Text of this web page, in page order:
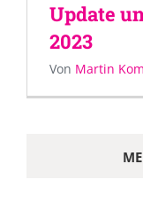
Update
2023
Von Martin